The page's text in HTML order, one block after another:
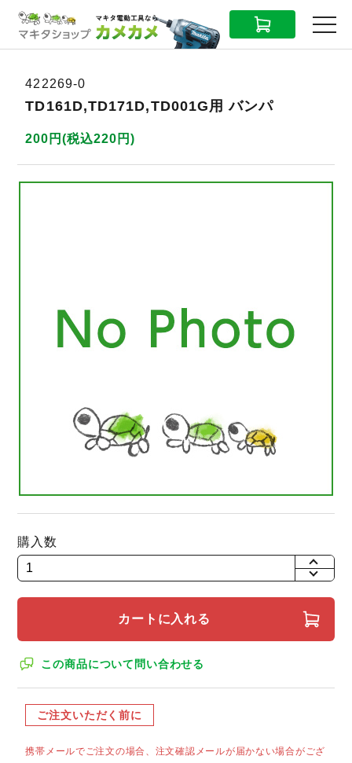
CART MENU
422269-0
TD161D,TD171D,TD001G用 バンパ
200円(税込220円)
購入数
+
カートに入れる
この商品について問い合わせる
ご注文いただく前に
携帯メールでご注文の場合、注文確認メールが届かない場合がござ